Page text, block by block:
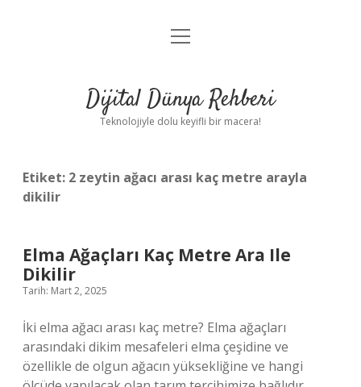
Anasayfa
Yasal Uyarı
menüyü
Dijital Dünya Rehberi
Teknolojiyle dolu keyifli bir macera!
Etiket: 2 zeytin ağacı arası kaç metre arayla
dikilir
Elma Ağaçları Kaç Metre Ara Ile
Dikilir
Tarih: Mart 2, 2025
İki elma ağacı arası kaç metre? Elma ağaçları
arasındaki dikim mesafeleri elma çeşidine ve
özellikle de olgun ağacın yüksekliğine ve hangi